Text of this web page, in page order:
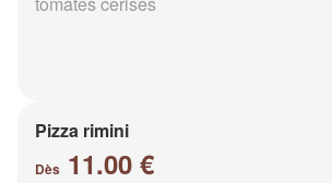
Pizza rimini
Dès 11.00 €